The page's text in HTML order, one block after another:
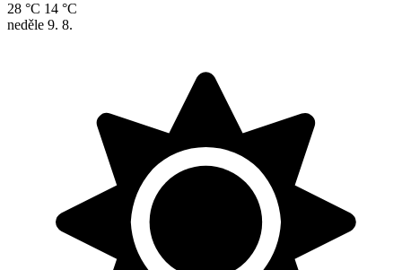
28 °C 14 °C
neděle 9. 8.